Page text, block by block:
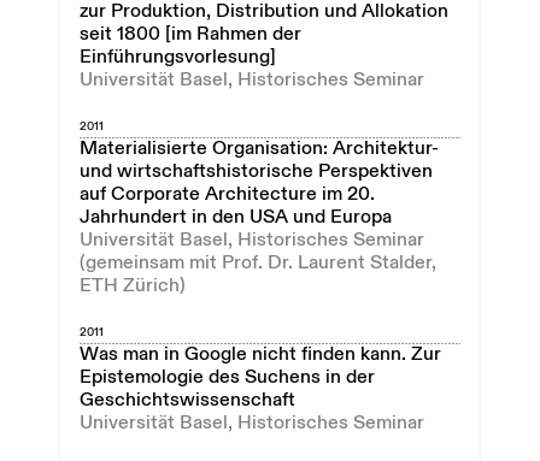
zur Produktion, Distribution und Allokation
seit 1800 [im Rahmen der
Einführungsvorlesung]
Universität Basel, Historisches Seminar
2011
Materialisierte Organisation: Architektur-
und wirtschaftshistorische Perspektiven
auf Corporate Architecture im 20.
Jahrhundert in den USA und Europa
Universität Basel, Historisches Seminar
(gemeinsam mit Prof. Dr. Laurent Stalder,
ETH Zürich)
2011
Was man in Google nicht finden kann. Zur
Epistemologie des Suchens in der
Geschichtswissenschaft
Universität Basel, Historisches Seminar